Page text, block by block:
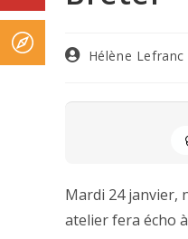
Hélène Lefranc
Mardi 24 janvier,
atelier fera écho